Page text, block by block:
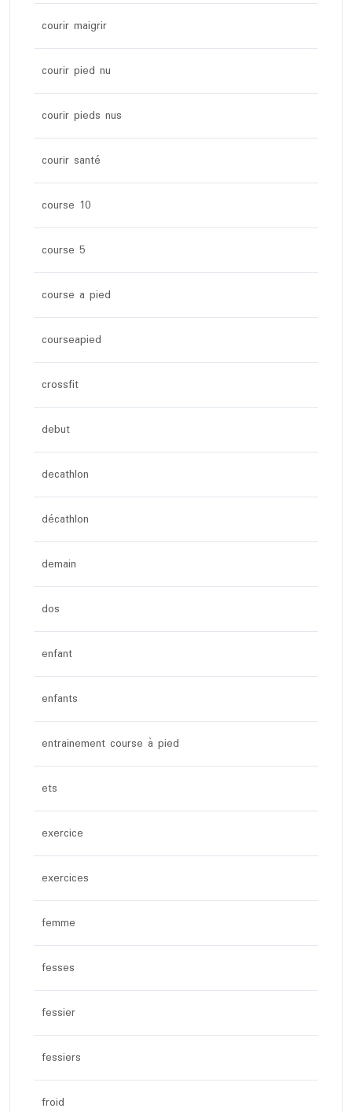
courir maigrir
courir pied nu
courir pieds nus
courir santé
course 10
course 5
course a pied
courseapied
crossfit
debut
decathlon
décathlon
demain
dos
enfant
enfants
entrainement course à pied
ets
exercice
exercices
femme
fesses
fessier
fessiers
froid